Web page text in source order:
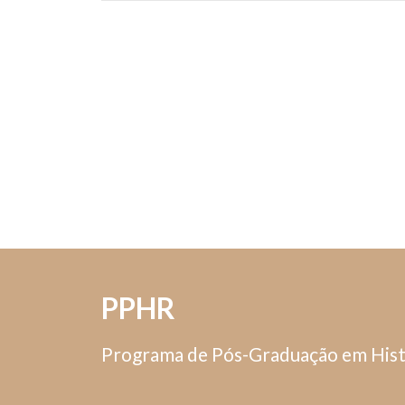
PPHR
Programa de Pós-Graduação em